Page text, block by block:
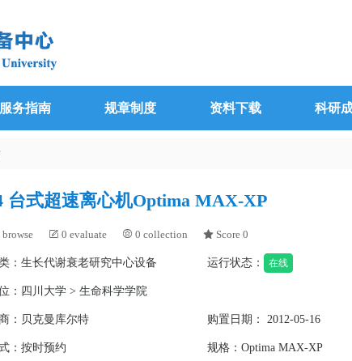
服务指南 规章制度 资料下载 科研
台式超速离心机Optima MAX-XP
 0 evaluate  0 collection  Score 0
：生长代谢衰老研究中心设备 运行状态： 在线
： 四川大学 > 生命科学学院
：贝克曼库尔特 购置日期： 2012-05-16
：按时预约 规格：Optima MAX-XP